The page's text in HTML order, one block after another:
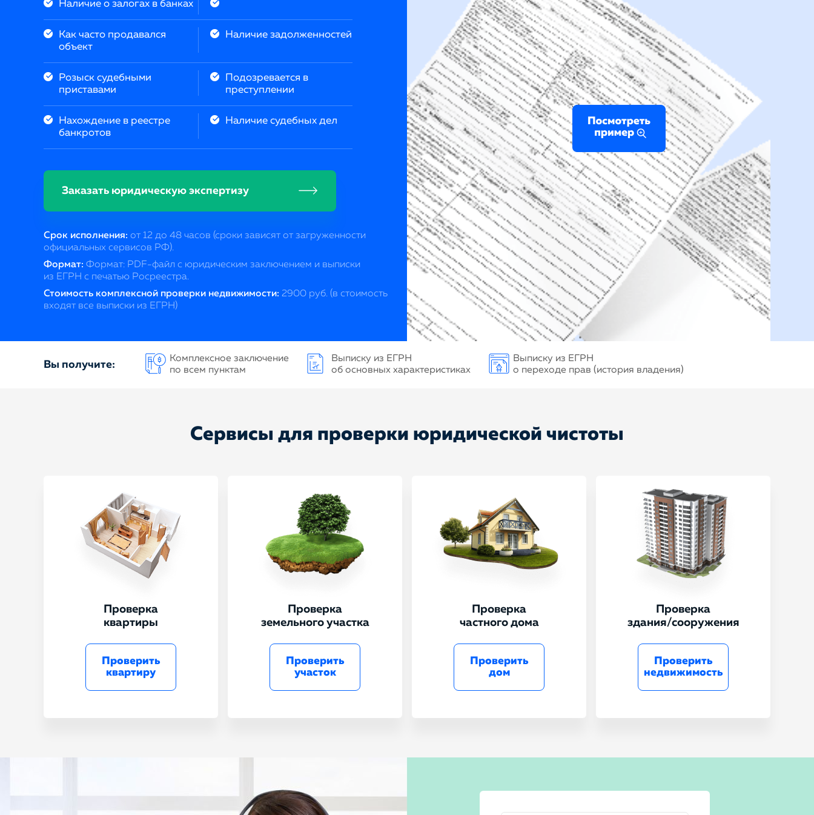
Наличие о залогах в банках
Как часто продавался
объект
Наличие задолженностей
Розыск судебными
приставами
Подозревается в
преступлении
Нахождение в реестре
банкротов
Наличие судебных дел
Заказать юридическую экспертизу
Срок исполнения: от 12 до 48 часов (сроки зависят от загруженности
официальных сервиcов РФ).
Формат: Формат: PDF-файл с юридическим заключением и выписки
из ЕГРН с печатью Росреестра.
Стоимость комплексной проверки недвижимости: 2900 руб. (в стоимость
входят все выписки из ЕГРН)
Вы получите:
Комплексное заключение
по всем пунктам
Выписку из ЕГРН
об основных характеристиках
Выписку из ЕГРН
о переходе прав (история владения)
Сервисы для проверки юридической чистоты
Проверка
квартиры
Проверить
квартиру
Проверка
земельного участка
Проверить
участок
Проверка
частного дома
Проверить
дом
Проверка
здания/сооружения
Проверить
недвижимость